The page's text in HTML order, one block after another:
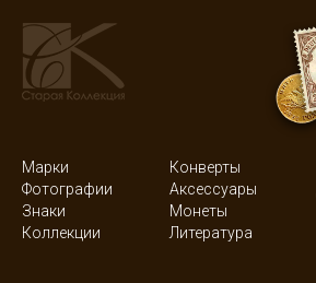
Марки Конверты
Фотографии
Аксессуары
Знаки
Монеты
Коллекции
Литература